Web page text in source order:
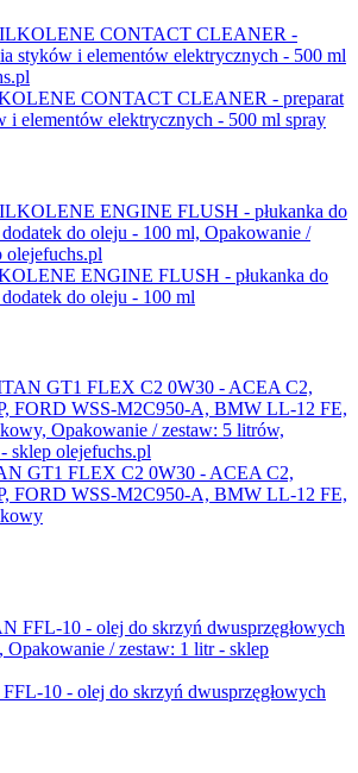
CONTACT CLEANER - preparat
i elementów elektrycznych - 500 ml spray
ENGINE FLUSH - płukanka do
do oleju - 100 ml
GT1 FLEX C2 0W30 - ACEA C2,
FORD WSS-M2C950-A, BMW LL-12 FE,
10 - olej do skrzyń dwusprzęgłowych